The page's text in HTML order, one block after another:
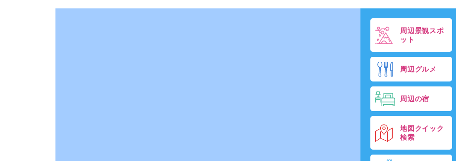
周辺景観スポ
ット
周辺グルメ
周辺の宿
地図クイック
検索